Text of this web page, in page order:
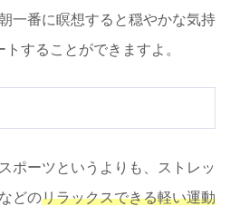
一番に瞑想すると穏やかな気持
することができますよ。
ポーツというよりも、ストレッ
どのリラックスできる軽い運動